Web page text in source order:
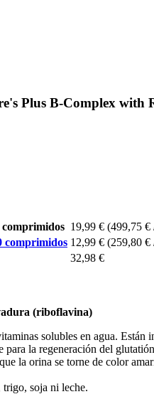
Plus B-Complex with
19,99 € (499,75 €
comprimidos 12,99 € (259,80 €
32,98 €
(riboflavina)
solubles en agua. Están
la regeneración del
la orina se torne de color
soja ni leche.